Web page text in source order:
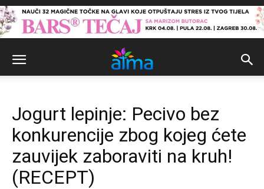
Jogurt lepinje: Pecivo bez
konkurencije zbog kojeg ćete
zauvijek zaboraviti na kruh!
(RECEPT)